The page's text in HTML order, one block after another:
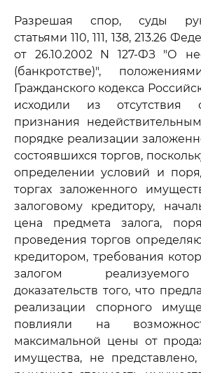
Разрешая спор, суды
статьями 110, 111, 138, 213.26
от 26.10.2002 N 127-ФЗ "О
(банкротстве)",
Гражданского кодекса
исходили из отсутствия
признания
порядке реализации
состоявшихся торгов,
определении условий и
торгах заложенного
залоговому кредитору,
цена предмета залога,
проведения торгов
кредитором, требования
залогом
доказательств того, что
реализации спорного
повлияли на
максимальной цены от
имущества, не представлено,